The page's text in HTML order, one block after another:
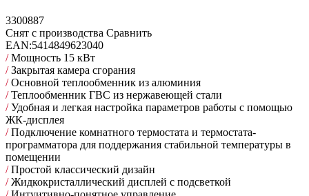
3300887
Снят с производства Сравнить
EAN:5414849623040
/Мощность 15 кВт
/Закрытая камера сгорания
/Основной теплообменник из алюминия
/Теплообменник ГВС из нержавеющей стали
/Удобная и легкая настройка параметров работы с помощью
ЖК-дисплея
/Подключение комнатного термостата и термостата-
программатора для поддержания стабильной температуры в
помещении
/Простой классический дизайн
/Жидкокристаллический дисплей с подсветкой